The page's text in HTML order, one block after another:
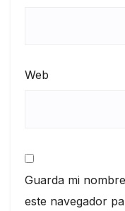
Web
Guarda mi
este navegador